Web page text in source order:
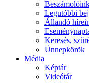
Legutóbbi
Állandó
Keresés,
Ünnepkörök
Média
Képtár
Videótár